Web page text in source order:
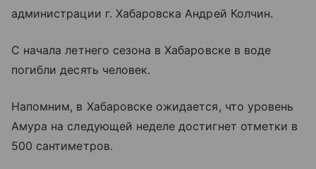
администрации г. Хабаровска Андрей Колчин.
С начала летнего сезона в Хабаровске в воде
погибли десять человек.
Напомним, в Хабаровске ожидается, что уровень
Амура на следующей неделе достигнет отметки в
500 сантиметров.